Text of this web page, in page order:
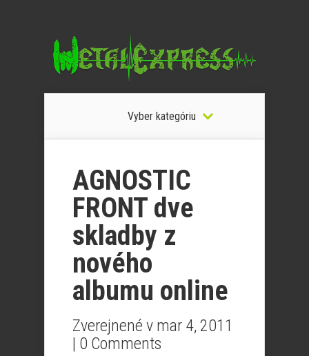
Vyber kategóriu
AGNOSTIC
FRONT dve
skladby z
nového
albumu online
Zverejnené v mar 4, 2011
| 0 Comments